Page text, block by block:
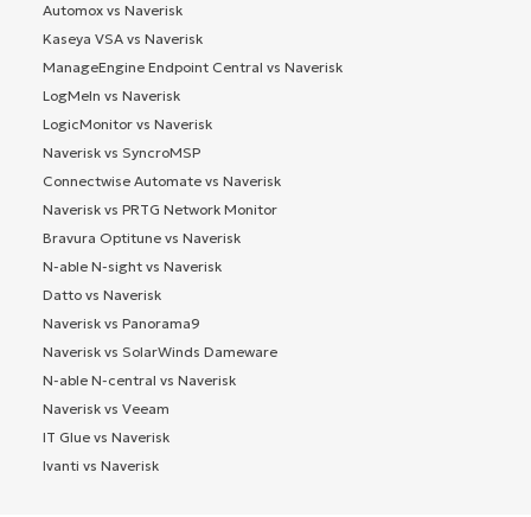
Automox vs Naverisk
Kaseya VSA vs Naverisk
ManageEngine Endpoint Central vs Naverisk
LogMeIn vs Naverisk
LogicMonitor vs Naverisk
Naverisk vs SyncroMSP
Connectwise Automate vs Naverisk
Naverisk vs PRTG Network Monitor
Bravura Optitune vs Naverisk
N-able N-sight vs Naverisk
Datto vs Naverisk
Naverisk vs Panorama9
Naverisk vs SolarWinds Dameware
N-able N-central vs Naverisk
Naverisk vs Veeam
IT Glue vs Naverisk
Ivanti vs Naverisk